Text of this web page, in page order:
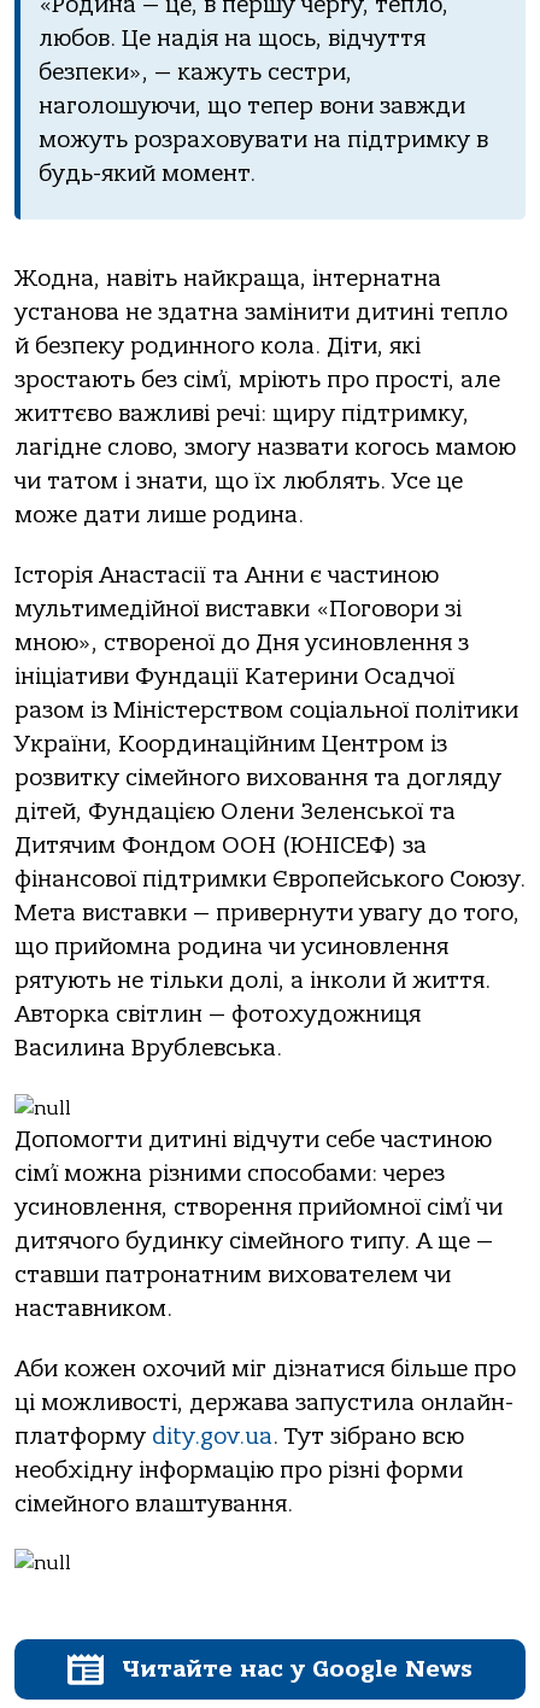
любов. Це надія на щось, відчуття
безпеки», — кажуть сестри,
наголошуючи, що тепер вони завжди
можуть розраховувати на підтримку в
будь-який момент.
Жодна, навіть найкраща, інтернатна
установа не здатна замінити дитині тепло
й безпеку родинного кола. Діти, які
зростають без сім’ї, мріють про прості, але
життєво важливі речі: щиру підтримку,
лагідне слово, змогу назвати когось мамою
чи татом і знати, що їх люблять. Усе це
може дати лише родина.
Історія Анастасії та Анни є частиною
мультимедійної виставки «Поговори зі
мною», створеної до Дня усиновлення з
ініціативи Фундації Катерини Осадчої
разом із Міністерством соціальної політики
України, Координаційним Центром із
розвитку сімейного виховання та догляду
дітей, Фундацією Олени Зеленської та
Дитячим Фондом ООН (ЮНІСЕФ) за
фінансової підтримки Європейського Союзу.
Мета виставки — привернути увагу до того,
що прийомна родина чи усиновлення
рятують не тільки долі, а інколи й життя.
Авторка світлин — фотохудожниця
Василина Врублевська.
Допомогти дитині відчути себе частиною
сім’ї можна різними способами: через
усиновлення, створення прийомної сім’ї чи
дитячого будинку сімейного типу. А ще —
ставши патронатним вихователем чи
наставником.
Аби кожен охочий міг дізнатися більше про
ці можливості, держава запустила онлайн-
платформу dity.gov.ua. Тут зібрано всю
необхідну інформацію про різні форми
сімейного влаштування.
Читайте нас у Google News